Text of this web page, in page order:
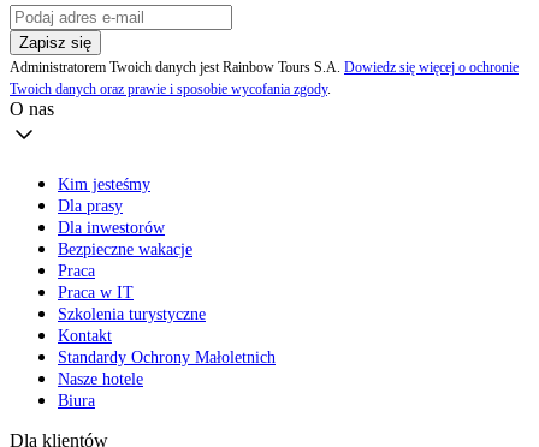
Zapisz się
Administratorem Twoich danych jest Rainbow Tours S.A. Dowiedz się więcej o ochronie
Twoich danych oraz prawie i sposobie wycofania zgody.
O nas
Kim jesteśmy
Dla prasy
Dla inwestorów
Bezpieczne wakacje
Praca
Praca w IT
Szkolenia turystyczne
Kontakt
Standardy Ochrony Małoletnich
Nasze hotele
Biura
Dla klientów